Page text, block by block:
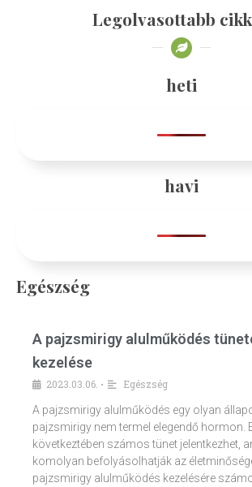
Legolvasottabb
heti
havi
Egészség
A pajzsmirigy alulműködés
kezelése
2023.03.06. •
Egészség
A pajzsmirigy alulműködés egy olyan
pajzsmirigy nem termel elegendő hormon.
következtében számos tünet jelentkezhet,
komolyan befolyásolhatják az
pajzsmirigy alulműködés kezelésére